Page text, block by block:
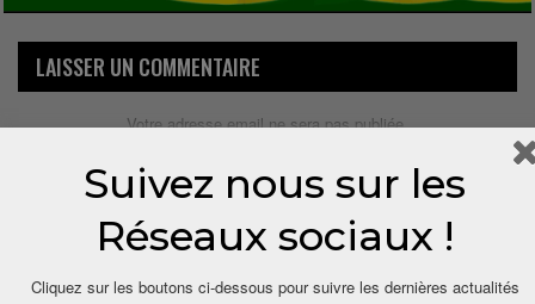
LAISSER UN COMMENTAIRE
Votre adresse email ne sera pas publiée.
Suivez nous sur les
Réseaux sociaux !
Cliquez sur les boutons ci-dessous pour suivre les dernières actualités